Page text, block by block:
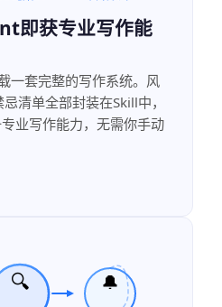
即获专业写作能
一套完整的写作系统。风
清单全部封装在Skill中，
业写作能力，无需你手动